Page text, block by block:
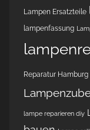
Lampen Ersatzteile
lampenfassung
Reparatur Hamburg
lampe reparieren diy